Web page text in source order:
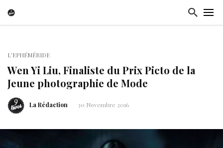
L'EPHÉMÉRIDE
Wen Yi Liu, Finaliste du Prix Picto de la
Jeune photographie de Mode
La Rédaction 30 Novembre 2016